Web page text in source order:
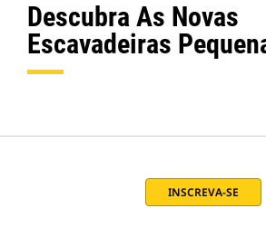
Descubra As Novas
Escavadeiras
INSCREVA-SE